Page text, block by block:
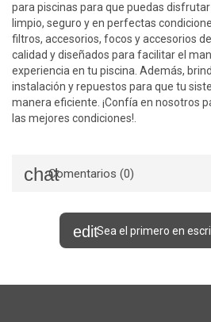
para piscinas para que puedas
limpio, seguro y en perfectas
filtros, accesorios, focos y accesorios
calidad y diseñados para facilitar el
experiencia en tu piscina. Además,
instalación y repuestos para que tu
manera eficiente. ¡Confía en nosotros
las mejores condiciones!.
Comentarios (0)
Sea el primero en